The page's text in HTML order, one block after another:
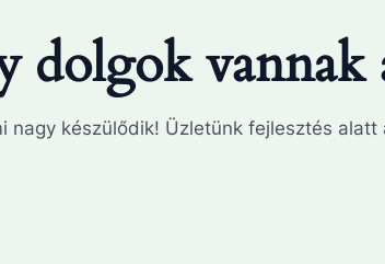
dolgok vannak
nagy készülődik! Üzletünk fejlesztés alatt